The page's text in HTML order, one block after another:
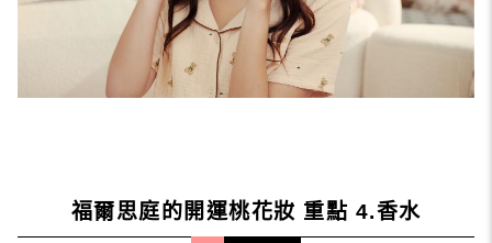
福爾思庭的開運桃花妝 重點 4.香水